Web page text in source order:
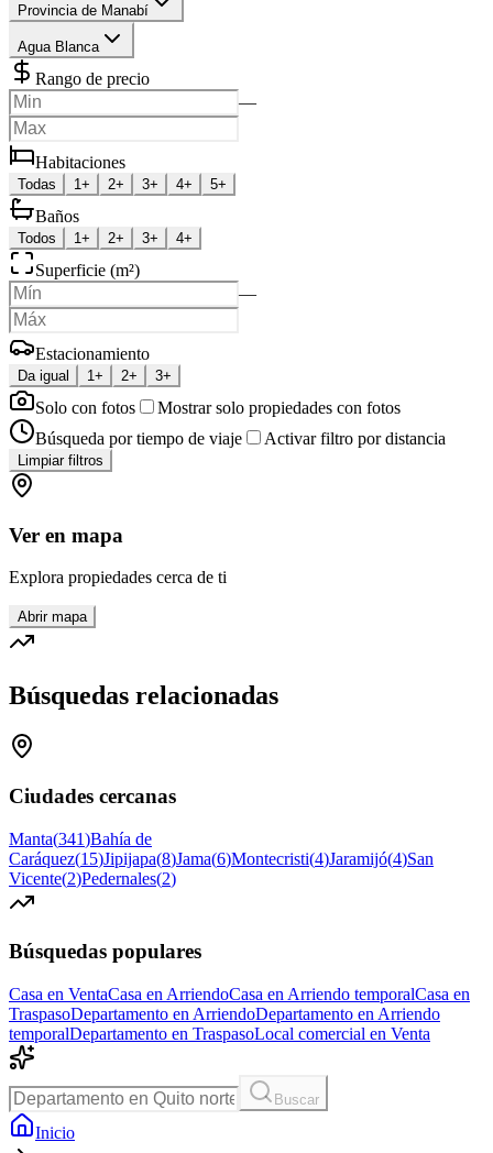
Provincia de Manabí
Agua Blanca
Rango de precio
—
Habitaciones
Todas 1+ 2+ 3+ 4+ 5+
Baños
Todos 1+ 2+ 3+ 4+
Superficie (m²)
—
Estacionamiento
Da igual 1+ 2+ 3+
Solo con fotos
Mostrar solo propiedades con fotos
Búsqueda por tiempo de viaje
Activar filtro por distancia
Limpiar filtros
Ver en mapa
Explora propiedades cerca de ti
Abrir mapa
Búsquedas relacionadas
Ciudades cercanas
Manta(341)Bahía de
Caráquez(15)Jipijapa(8)Jama(6)Montecristi(4)Jaramijó(4)San
Vicente(2)Pedernales(2)
Búsquedas populares
Casa en VentaCasa en ArriendoCasa en Arriendo temporalCasa en
TraspasoDepartamento en ArriendoDepartamento en Arriendo
temporalDepartamento en TraspasoLocal comercial en Venta
Buscar
Inicio